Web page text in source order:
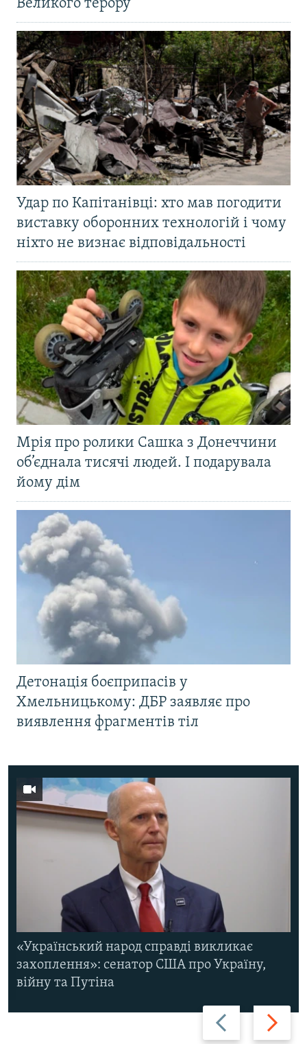
Великого терору
Удар по Капітанівці: хто мав погодити
виставку оборонних технологій і чому
ніхто не визнає відповідальності
Мрія про ролики Сашка з Донеччини
об’єднала тисячі людей. І подарувала
йому дім
Детонація боєприпасів у
Хмельницькому: ДБР заявляє про
виявлення фрагментів тіл
Назад Вперед
«Український народ справді викликає
захоплення»: сенатор США про Україну,
війну та Путіна